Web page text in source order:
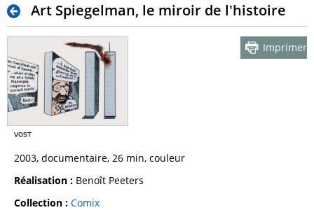
Art Spiegelman, le miroir de l'histoire
Imprimer
2003, documentaire, 26 min, couleur
Réalisation : Benoît Peeters
Collection : Comix